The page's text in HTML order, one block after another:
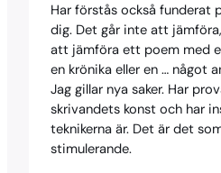
Har förstås också funderat
dig. Det går inte att
att jämföra ett poem med
en krönika eller en … något
Jag gillar nya saker. Har
skrivandets konst och har
teknikerna är. Det är det
stimulerande.